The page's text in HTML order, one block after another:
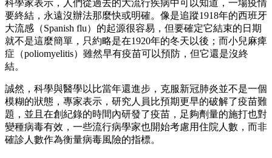
科學家表示，人們從過去的大流行疾病中可以知道，一場疫情
要終結，永遠沒辦法那麼快或明確。像是追蹤1918年的西班牙
大流感（Spanish flu）的起源很容易，但要確定它結束的日期
就不是這麼簡單，只約略是在1920年的冬天以後；而小兒麻痺
症（poliomyelitis）雖然早有疫苗可以預防，但它還是沒終
結。
誠然，科學與醫學以比當年還進步，克服新冠肺炎並不是一個
模糊的狀態，專家表示，研究人員比預期更早的破解了疫苗難
題，並且在創紀錄的時間內研發了疫苗，足夠劑量的施打也對
變種病毒有效，一些流行病學家也開始考慮用住院人數，而非
確診人數作為衡量病毒風險的指標。